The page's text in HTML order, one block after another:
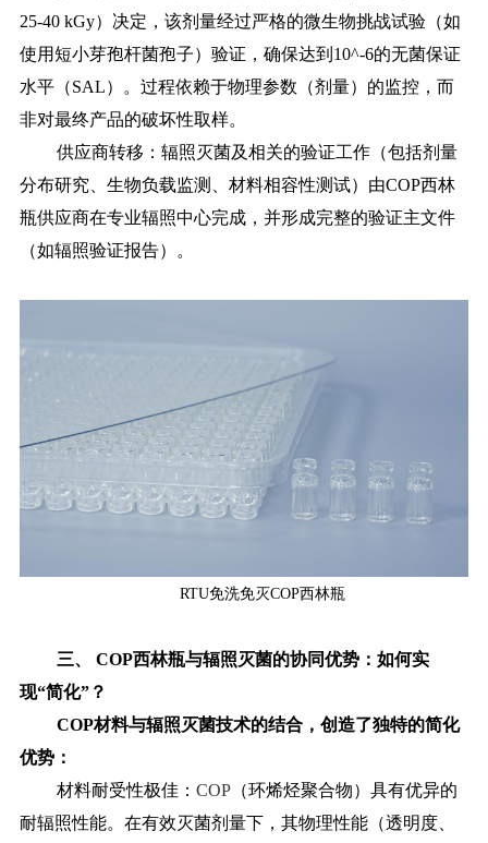
25-40 kGy）决定，该剂量经过严格的微生物挑战试验（如
使用短小芽孢杆菌孢子）验证，确保达到10^-6的无菌保证
水平（SAL）。过程依赖于物理参数（剂量）的监控，而
非对最终产品的破坏性取样。
供应商转移：辐照灭菌及相关的验证工作（包括剂量
分布研究、生物负载监测、材料相容性测试）由COP西林
瓶供应商在专业辐照中心完成，并形成完整的验证主文件
（如辐照验证报告）。
RTU免洗免灭COP西林瓶
三、
COP西林瓶与辐照灭菌的协同优势：如何实
现“简化”？
COP材料与辐照灭菌技术的结合，创造了独特的简化
优势：
材料耐受性极佳： COP（环烯烃聚合物）具有优异的
耐辐照性能。在有效灭菌剂量下，其物理性能（透明度、